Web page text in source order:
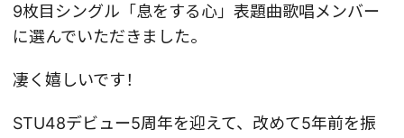
9枚目シングル「息をする心」表題曲歌唱メンバー
に選んでいただきました。
凄く嬉しいです！
STU48デビュー5周年を迎えて、改めて5年前を振